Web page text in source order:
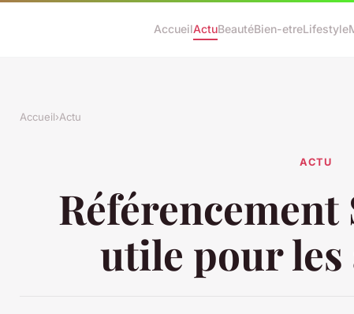
AccueilActuBeautéBien-etreLifestyle
Accueil›Actu
ACTU
Référencement
utile pour les